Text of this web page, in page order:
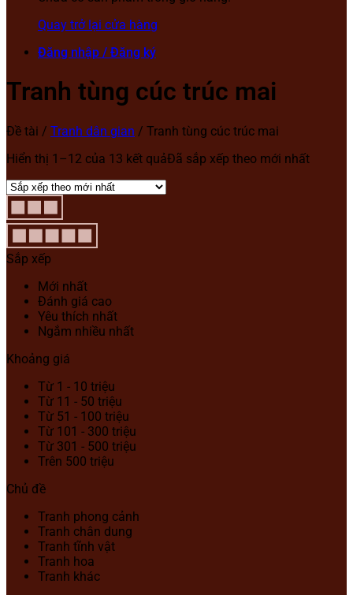
Quay trở lại cửa hàng
Đăng nhập / Đăng ký
Tranh tùng cúc trúc mai
Đề tài / Tranh dân gian / Tranh tùng cúc trúc mai
Hiển thị 1–12 của 13 kết quảĐã sắp xếp theo mới nhất
Sắp xếp
Mới nhất
Đánh giá cao
Yêu thích nhất
Ngắm nhiều nhất
Khoảng giá
Từ 1 - 10 triệu
Từ 11 - 50 triệu
Từ 51 - 100 triệu
Từ 101 - 300 triệu
Từ 301 - 500 triệu
Trên 500 triệu
Chủ đề
Tranh phong cảnh
Tranh chân dung
Tranh tĩnh vật
Tranh hoa
Tranh khác